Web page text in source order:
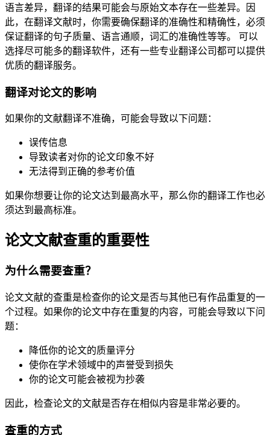
语言差异，翻译的结果可能会与原始文本存在一些差异。因
此，在翻译文献时，你需要确保翻译的准确性和精确性，必须
保证翻译的句子质量、语言通顺，词汇的准确性等等。 可以
选择尽可能多的翻译软件，还有一些专业翻译公司都可以提供
优质的翻译服务。
翻译对论文的影响
如果你的文献翻译不准确，可能会导致以下问题：
误传信息
导致读者对你的论文印象不好
无法得到正确的参考价值
如果你想要让你的论文达到最高水平，那么你的翻译工作也必
须达到最高标准。
论文文献查重的重要性
为什么需要查重？
论文文献的查重是检查你的论文是否与其他已有作品重复的一
个过程。如果你的论文中存在重复的内容，可能会导致以下问
题：
降低你的论文的质量评分
使你在学术领域中的声誉受到损失
你的论文可能会被视为抄袭
因此，检查论文的文献是否存在相似内容是非常必要的。
查重的方式